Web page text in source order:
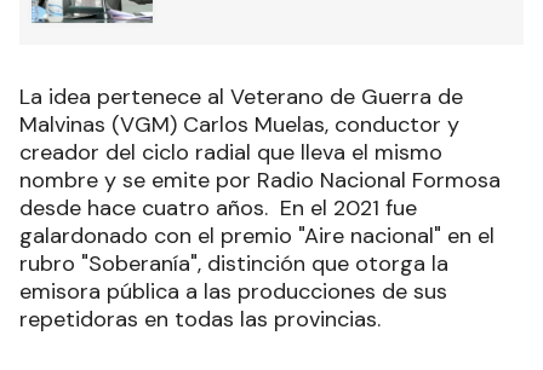
La idea pertenece al Veterano de Guerra de
Malvinas (VGM) Carlos Muelas, conductor y
creador del ciclo radial que lleva el mismo
nombre y se emite por Radio Nacional Formosa
desde hace cuatro años. En el 2021 fue
galardonado con el premio "Aire nacional" en el
rubro "Soberanía", distinción que otorga la
emisora pública a las producciones de sus
repetidoras en todas las provincias.